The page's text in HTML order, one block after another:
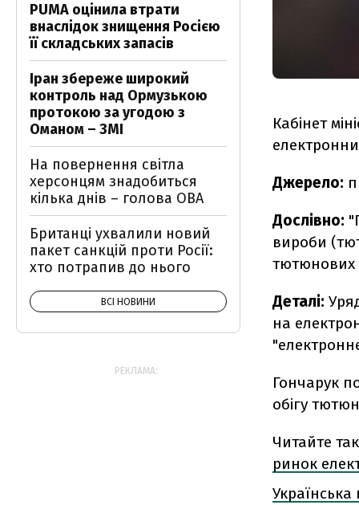
Кабінет
Джерело:
Дослівно:
вироби
тютюнових
Деталі:
на
Гончарук
обігу
Читайте
ринок
PUMA оцінила втрати
внаслідок знищення Росією
її складських запасів
Іран збереже широкий
контроль над Ормузькою
протокою за угодою з
Оманом – ЗМІ
На повернення світла
херсонцям знадобиться
кілька днів – голова ОВА
Британці ухвалили новий
пакет санкцій проти Росії:
хто потрапив до нього
ВСІ НОВИНИ
РЕКЛАМА: